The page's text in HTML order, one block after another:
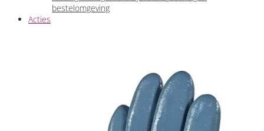
bestelomgeving
Acties